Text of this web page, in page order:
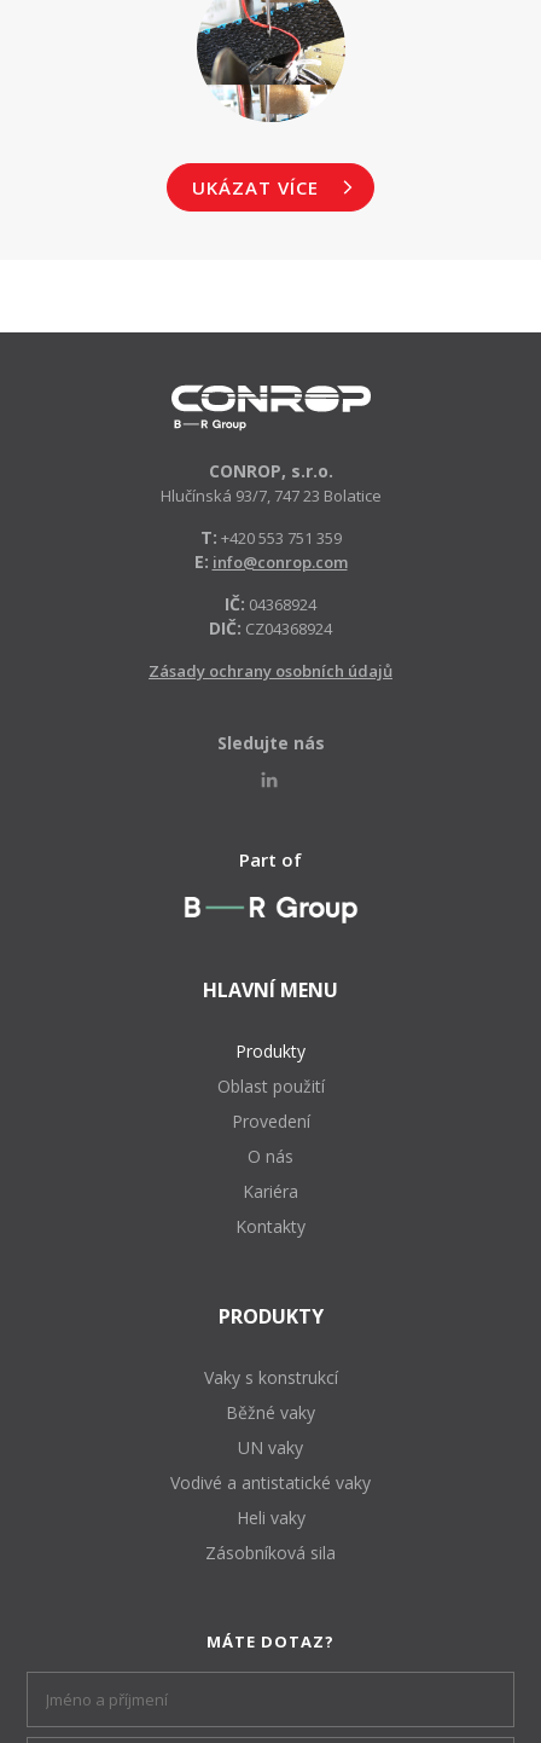
UKÁZAT VÍCE
CONROP, s.r.o.
Hlučínská 93/7, 747 23 Bolatice
T: +420 553 751 359
E: info@conrop.com
IČ: 04368924
DIČ: CZ04368924
Zásady ochrany osobních údajů
Sledujte nás
Part of
HLAVNÍ MENU
Produkty
Oblast použití
Provedení
O nás
Kariéra
Kontakty
PRODUKTY
Vaky s konstrukcí
Běžné vaky
UN vaky
Vodivé a antistatické vaky
Heli vaky
Zásobníková sila
MÁTE DOTAZ?